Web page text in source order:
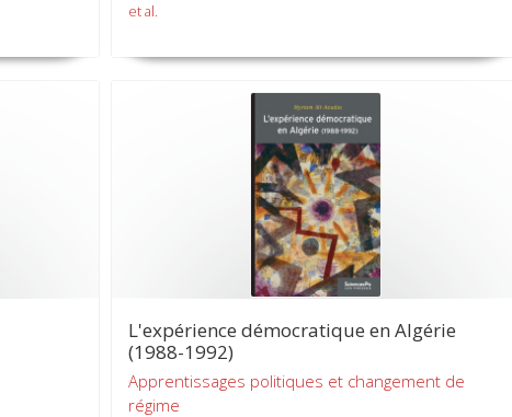
et al.
L'expérience démocratique en Algérie
(1988-1992)
Apprentissages politiques et changement de
régime